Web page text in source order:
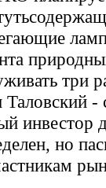
три
-
инвестор
но